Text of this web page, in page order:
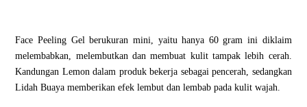
Face Peeling Gel berukuran mini, yaitu hanya 60 gram ini diklaim
melembabkan, melembutkan dan membuat kulit tampak lebih cerah.
Kandungan Lemon dalam produk bekerja sebagai pencerah, sedangkan
Lidah Buaya memberikan efek lembut dan lembab pada kulit wajah.